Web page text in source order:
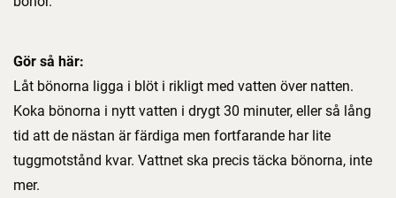
Gör så här:
Låt bönorna ligga i blöt i rikligt med vatten över natten.
Koka bönorna i nytt vatten i drygt 30 minuter, eller så lång
tid att de nästan är färdiga men fortfarande har lite
tuggmotstånd kvar. Vattnet ska precis täcka bönorna, inte
mer.